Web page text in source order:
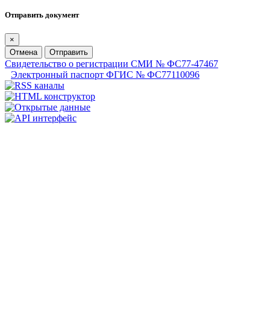
Отправить документ
×
Отмена
Отправить
Свидетельство о регистрации СМИ № ФС77-47467
Электронный паспорт ФГИС № ФС77110096